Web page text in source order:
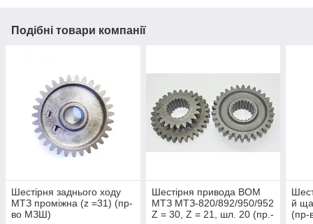
Подібні товари компанії
Шестірня заднього ходу
МТЗ проміжна (z =31) (пр-
во МЗШ)
Шестірня привода ВОМ
МТЗ МТЗ-820/892/950/952
Z = 30, Z = 21, шл. 20 (пр.-
й